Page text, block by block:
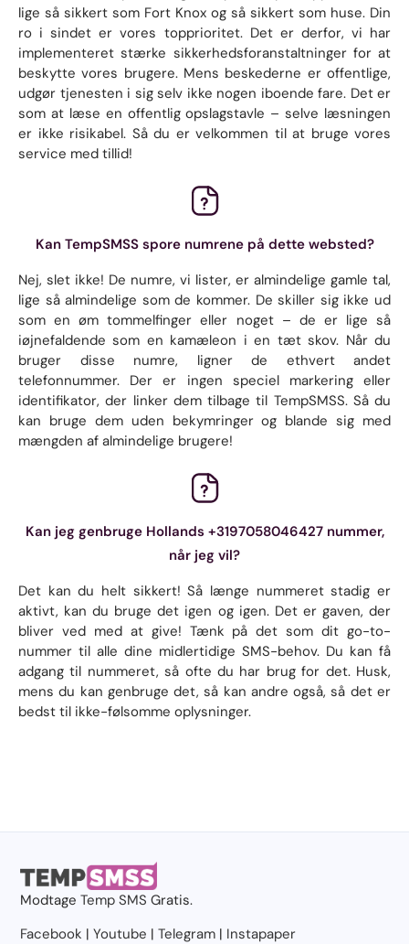
lige så sikkert som Fort Knox og så sikkert som huse. Din
ro i sindet er vores topprioritet. Det er derfor, vi har
implementeret stærke sikkerhedsforanstaltninger for at
beskytte vores brugere. Mens beskederne er offentlige,
udgør tjenesten i sig selv ikke nogen iboende fare. Det er
som at læse en offentlig opslagstavle – selve læsningen
er ikke risikabel. Så du er velkommen til at bruge vores
service med tillid!
Kan TempSMSS spore numrene på dette websted?
Nej, slet ikke! De numre, vi lister, er almindelige gamle tal,
lige så almindelige som de kommer. De skiller sig ikke ud
som en øm tommelfinger eller noget – de er lige så
iøjnefaldende som en kamæleon i en tæt skov. Når du
bruger disse numre, ligner de ethvert andet
telefonnummer. Der er ingen speciel markering eller
identifikator, der linker dem tilbage til TempSMSS. Så du
kan bruge dem uden bekymringer og blande sig med
mængden af ​​almindelige brugere!
Kan jeg genbruge Hollands +3197058046427 nummer,
når jeg vil?
Det kan du helt sikkert! Så længe nummeret stadig er
aktivt, kan du bruge det igen og igen. Det er gaven, der
bliver ved med at give! Tænk på det som dit go-to-
nummer til alle dine midlertidige SMS-behov. Du kan få
adgang til nummeret, så ofte du har brug for det. Husk,
mens du kan genbruge det, så kan andre også, så det er
bedst til ikke-følsomme oplysninger.
ModtageTemp SMS Gratis.
Facebook |Youtube |Telegram | Instapaper